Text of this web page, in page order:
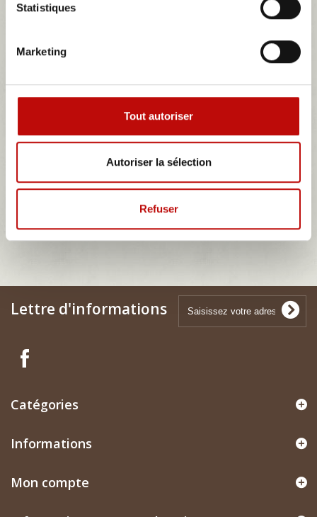
Statistiques
Marketing
Tout autoriser
Autoriser la sélection
Refuser
Il n'y a aucun produit dans cette catégorie.
MAZDA MX 5
Lettre d'informations
Catégories
Informations
Mon compte